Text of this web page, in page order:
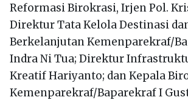
Reformasi Birokrasi, Irjen Pol.
Direktur Tata Kelola Destinasi
Berkelanjutan Kemenparekraf/
Indra Ni Tua; Direktur
Kreatif Hariyanto; dan Kepala
Kemenparekraf/Baparekraf I